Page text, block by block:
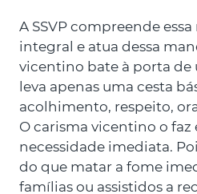
A SSVP compreende
integral e atua dessa
vicentino bate à porta de
leva apenas uma cesta
acolhimento, respeito,
O carisma vicentino o faz
necessidade imediata.
do que matar a fome
famílias ou assistidos a